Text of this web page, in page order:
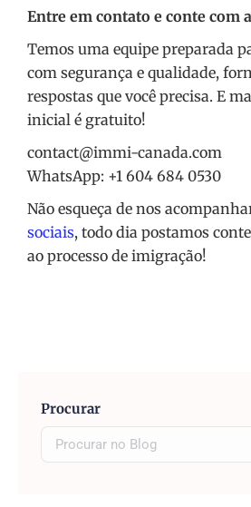
Entre em contato e conte com
Temos uma equipe preparada
com segurança e qualidade,
respostas que você precisa. E
inicial é gratuito!
contact@immi-canada.com
WhatsApp: +1 604 684 0530
Não esqueça de nos
sociais, todo dia postamos
ao processo de imigração!
Procurar